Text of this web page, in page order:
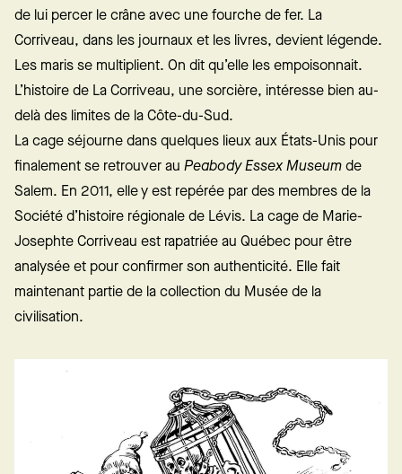
de lui percer le crâne avec une fourche de fer. La
Corriveau, dans les journaux et les livres, devient légende.
Les maris se multiplient. On dit qu’elle les empoisonnait.
L’histoire de La Corriveau, une sorcière, intéresse bien au-
delà des limites de la Côte-du-Sud.
La cage séjourne dans quelques lieux aux États-Unis pour
finalement se retrouver au Peabody Essex Museum de
Salem. En 2011, elle y est repérée par des membres de la
Société d’histoire régionale de Lévis. La cage de Marie-
Josephte Corriveau est rapatriée au Québec pour être
analysée et pour confirmer son authenticité. Elle fait
maintenant partie de la collection du Musée de la
civilisation.